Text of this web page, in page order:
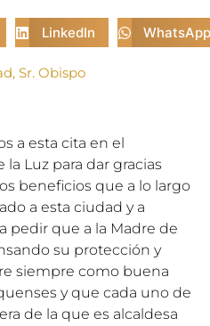
LinkedIn WhatsApp
, Sr. Obispo
a esta cita en el
Luz para dar gracias
beneficios que a lo largo
a esta ciudad y a
pedir que a la Madre de
su protección y
siempre como buena
y que cada uno de
de la que es alcaldesa